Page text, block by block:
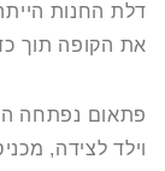
דלת החנות
את הקופה תוך
וילד לצידה,